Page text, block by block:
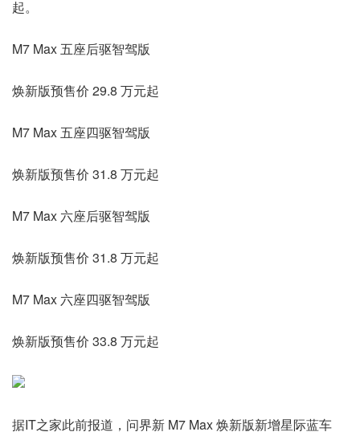
起。
M7 Max 五座后驱智驾版
焕新版预售价 29.8 万元起
M7 Max 五座四驱智驾版
焕新版预售价 31.8 万元起
M7 Max 六座后驱智驾版
焕新版预售价 31.8 万元起
M7 Max 六座四驱智驾版
焕新版预售价 33.8 万元起
据IT之家此前报道，问界新 M7 Max 焕新版新增星际蓝车